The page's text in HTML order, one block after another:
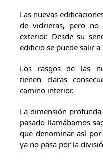
Las nuevas
de vidrieras, pero
exterior. Desde su
edificio se puede salir a
Los rasgos de las
tienen claras
camino interior.
La dimensión
pasado llamábamos
que denominar así
ya no pasa por la